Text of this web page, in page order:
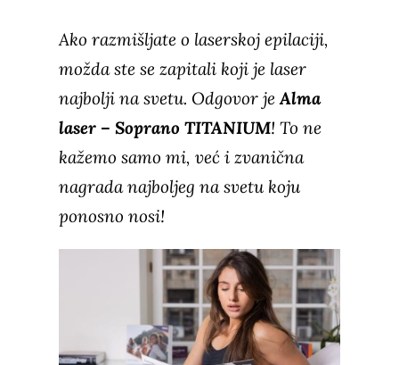
Ako razmišljate o laserskoj epilaciji,
možda ste se zapitali koji je laser
najbolji na svetu. Odgovor jeAlma
laser – Soprano TITANIUM! To ne
kažemo samo mi, već i zvanična
nagrada najboljeg na svetu koju
ponosno nosi!